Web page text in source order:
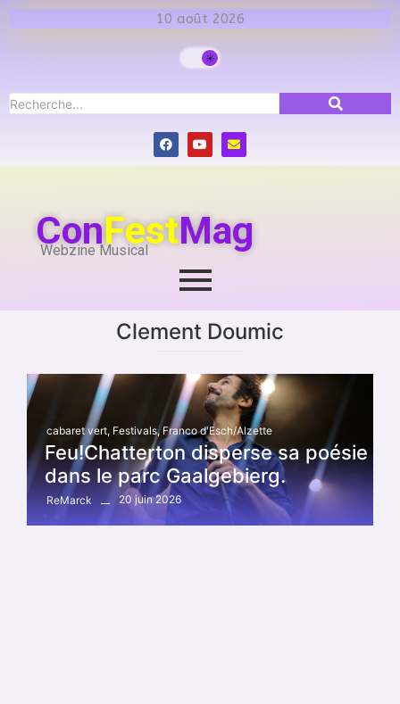
10 août 2026
ConFestMag
Webzine Musical
Clement Doumic
cabaret vert, Festivals, Franco d'Esch/Alzette
Feu!Chatterton disperse sa poésie
dans le parc Gaalgebierg.
ReMarck 20 juin 2026